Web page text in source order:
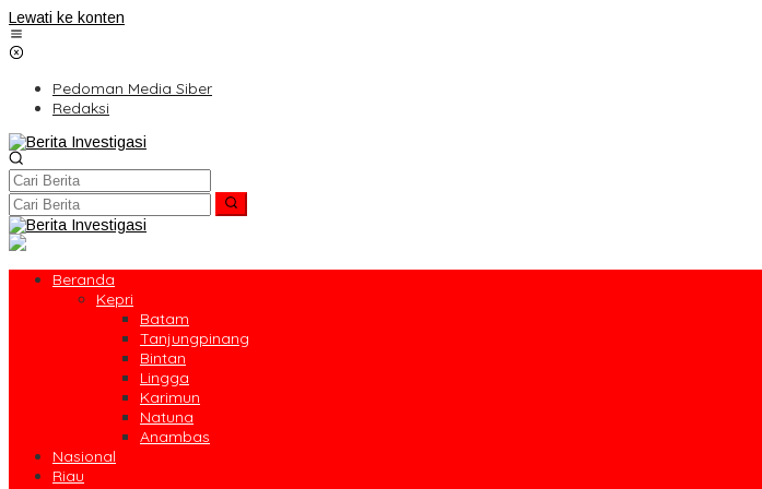
Lewati ke konten
Pedoman Media Siber
Redaksi
Beranda
Kepri
Batam
Tanjungpinang
Bintan
Lingga
Karimun
Natuna
Anambas
Nasional
Riau